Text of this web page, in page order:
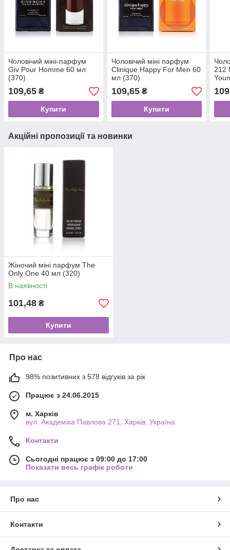
Чоловічий міні-парфум
Giv Pour Homme 60 мл
(370)
109,65 ₴
Купити
Чоловічий міні парфум
Clinique Happy For Men 60
мл (370)
109,65₴
Купити
212
Акційні пропозиції та новинки
Жіночий міні парфум The
Only One 40 мл (320)
В наявності
101,48 ₴
Купити
Про нас
98% позитивних з 578 відгуків за рік
Працює з 24.06.2015
м. Харків
вул. Академіка Павлова 271, Харків, Україна
Контакти
Сьогодні працює з 09:00 до 17:00
Показати весь графік роботи
Про нас
Контакти